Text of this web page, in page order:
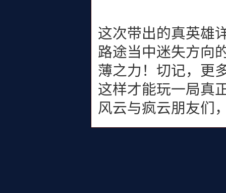
这次带出的真英雄
路途当中迷失方向
薄之力！切记，更
这样才能玩一局真
风云与疯云朋友们